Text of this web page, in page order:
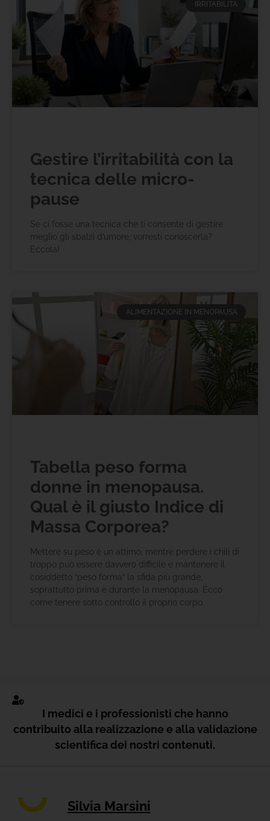
IRRITABILITÀ
Gestire l’irritabilità con la
tecnica delle micro-
pause
Se ci fosse una tecnica che ti consente di gestire
meglio gli sbalzi d’umore, vorresti conoscerla?
Eccola!
ALIMENTAZIONE IN MENOPAUSA
Tabella peso forma
donne in menopausa.
Qual è il giusto Indice di
Massa Corporea?
Mettere su peso è un attimo, mentre perdere i chili di
troppo può essere davvero difficile e mantenere il
cosiddetto “peso forma“ la sfida più grande,
soprattutto prima e durante la menopausa. Ecco
come tenere sotto controllo il proprio corpo.
I medici e i professionisti che hanno
contribuito alla realizzazione e alla validazione
scientifica dei nostri contenuti.
Silvia Marsini